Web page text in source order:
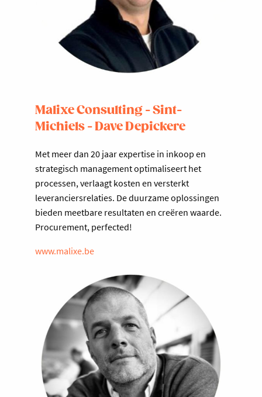
Malixe Consulting - Sint-
Michiels - Dave Depickere
Met meer dan 20 jaar expertise in inkoop en
strategisch management optimaliseert het
processen, verlaagt kosten en versterkt
leveranciersrelaties. De duurzame oplossingen
bieden meetbare resultaten en creëren waarde.
Procurement, perfected!
www.malixe.be